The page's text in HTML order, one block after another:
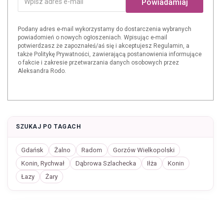
Powiadamiaj
Podany adres e-mail wykorzystamy do dostarczenia wybranych
powiadomień o nowych ogłoszeniach. Wpisując e-mail
potwierdzasz że zapoznałeś/aś się i akceptujesz Regulamin, a
także Politykę Prywatności, zawierającą postanowienia informujące
o fakcie i zakresie przetwarzania danych osobowych przez
Aleksandra Rodo.
SZUKAJ PO TAGACH
Gdańsk Żalno Radom
Gorzów Wielkopolski
Konin, Rychwał
Dąbrowa Szlachecka Iłża
Konin
Łazy
Żary